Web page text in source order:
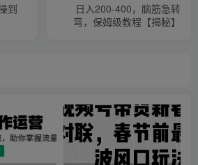
到
日入200-400，脑筋急转
弯，保姆级教程【揭秘】